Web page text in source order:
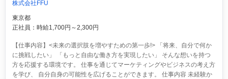
株式会社FFU
東京都
正社員：時給1,700円～2,300円
【仕事内容】<未来の選択肢を増やすための第一歩!> 「将来、自分で何か
に挑戦したい」 「もっと自由な働き方を実現したい」 そんな想いを持つ
方を応援する環境です。 仕事を通じてマーケティングやビジネスの考え方
を学び、 自分自身の可能性を広げることができます。 仕事内容 未経験か